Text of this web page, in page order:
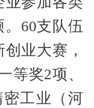
60支队伍
业大赛，
等奖2项、
工业（河